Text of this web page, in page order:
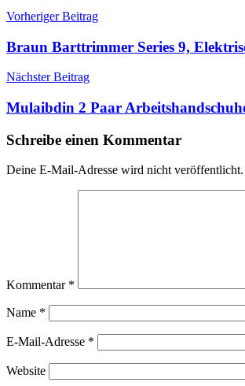
Beitragsnavigation
Vorheriger Beitrag
Braun Barttrimmer Series 9,
Nächster Beitrag
Mulaibdin 2 Paar
Schreibe einen Kommentar
Deine E-Mail-Adresse wird nicht veröffentlicht.
Kommentar *
Name *
E-Mail-Adresse *
Website